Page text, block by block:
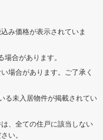
み価格が表示されていま
合があります。
場合があります。ご了承く
る未入居物件が掲載されてい
、全ての住戸に該当しない
い。